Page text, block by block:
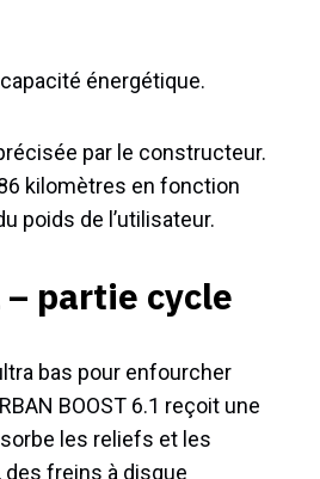
énergétique.
précisée par le constructeur.
kilomètres en fonction
poids de l’utilisateur.
– partie cycle
bas pour enfourcher
BOOST 6.1 reçoit une
les reliefs et les
freins à disque